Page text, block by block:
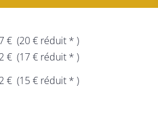
€ (20 € réduit * )
€ (17 € réduit * )
€ (15 € réduit * )